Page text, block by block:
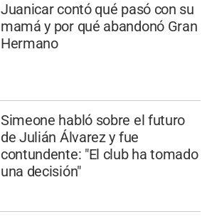
Juanicar contó qué pasó con su
mamá y por qué abandonó Gran
Hermano
Simeone habló sobre el futuro
de Julián Álvarez y fue
contundente: "El club ha tomado
una decisión"